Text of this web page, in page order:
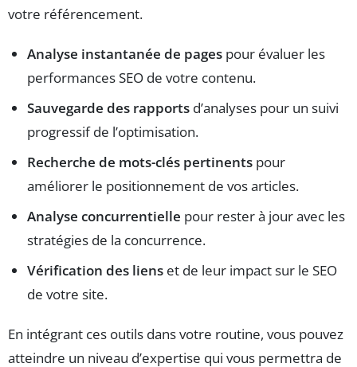
votre référencement.
Analyse instantanée de pages pour évaluer les
performances SEO de votre contenu.
Sauvegarde des rapports d’analyses pour un suivi
progressif de l’optimisation.
Recherche de mots-clés pertinents pour
améliorer le positionnement de vos articles.
Analyse concurrentielle pour rester à jour avec les
stratégies de la concurrence.
Vérification des liens et de leur impact sur le SEO
de votre site.
En intégrant ces outils dans votre routine, vous pouvez
atteindre un niveau d’expertise qui vous permettra de